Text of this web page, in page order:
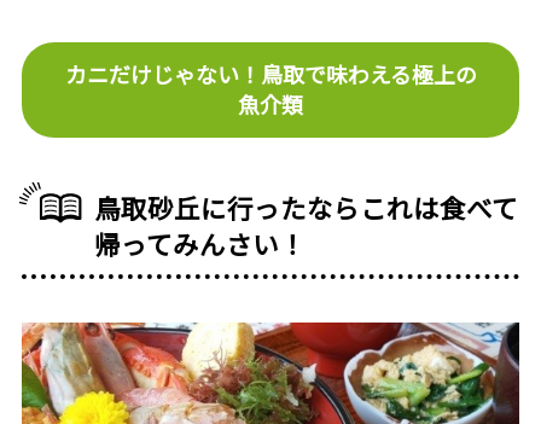
カニだけじゃない！鳥取で味わえる極上の
魚介類
鳥取砂丘に行ったならこれは食べて
帰ってみんさい！